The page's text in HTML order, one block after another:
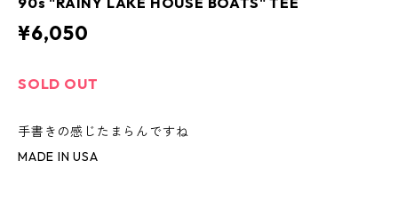
¥6,050
SOLD OUT
手書きの感じたまらんですね
MADE IN USA